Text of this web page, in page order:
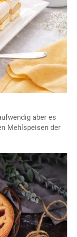
aber es
Mehlspeisen der